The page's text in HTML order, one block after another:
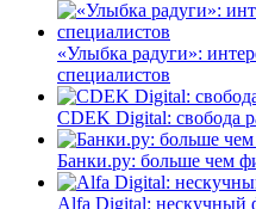
«Улыбка радуги»:
специалистов
CDEK Digital: свобода
Банки.ру: больше чем
Alfa Digital: нескучный